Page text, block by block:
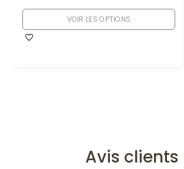
VOIR LES OPTIONS
Avis clients